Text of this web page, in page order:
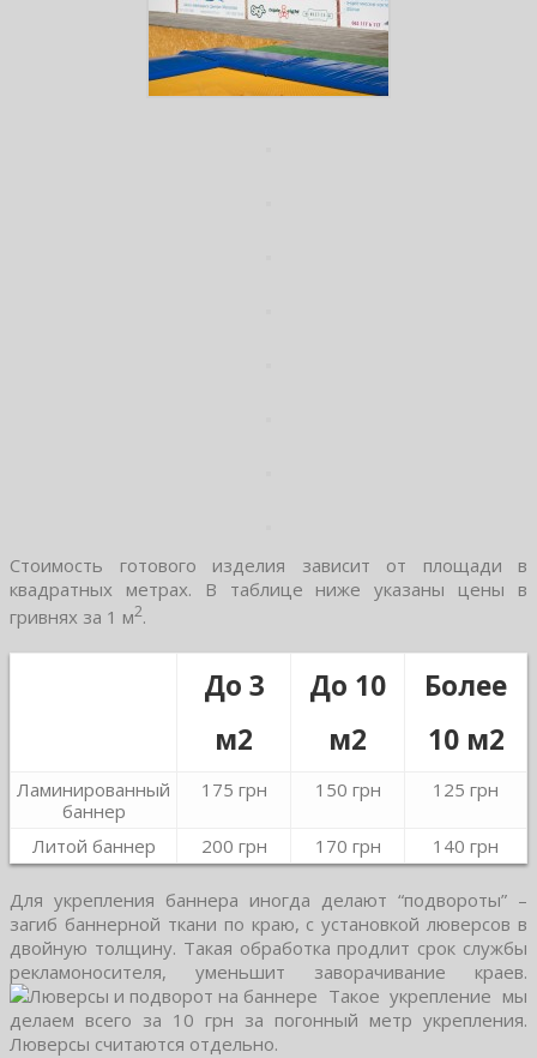
Стоимость готового изделия зависит от площади в
квадратных метрах. В таблице ниже указаны цены в
гривнях за 1 м2.
До 3
м2
До 10
м2
Более
10 м2
Ламинированный
баннер
175 грн 150 грн 125 грн
Литой баннер 200 грн 170 грн 140 грн
Для укрепления баннера иногда делают “подвороты” –
загиб баннерной ткани по краю, с установкой люверсов в
двойную толщину. Такая обработка продлит срок службы
рекламоносителя, уменьшит заворачивание краев.
Такое укрепление мы
делаем всего за 10 грн за погонный метр укрепления.
Люверсы считаются отдельно.